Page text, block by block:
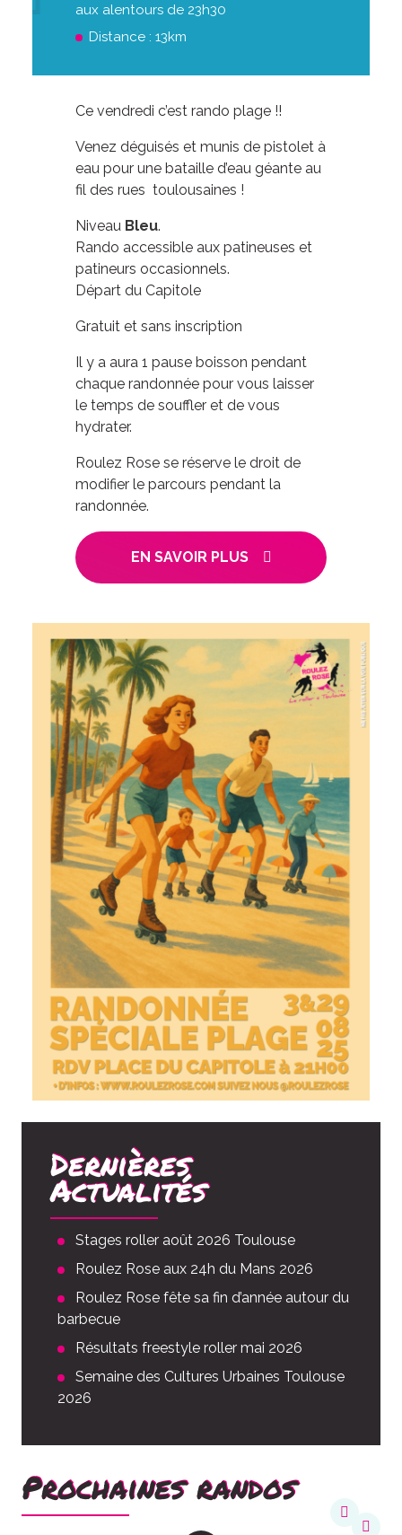
aux alentours de 23h30
Distance : 13km
Ce vendredi c’est rando plage !!
Venez déguisés et munis de pistolet à
eau pour une bataille d’eau géante au
fil des rues toulousaines !
Niveau Bleu.
Rando accessible aux patineuses et
patineurs occasionnels.
Départ du Capitole
Gratuit et sans inscription
Il y a aura 1 pause boisson pendant
chaque randonnée pour vous laisser
le temps de souffler et de vous
hydrater.
Roulez Rose se réserve le droit de
modifier le parcours pendant la
randonnée.
EN SAVOIR PLUS
Dernières
Actualités
Stages roller août 2026 Toulouse
Roulez Rose aux 24h du Mans 2026
Roulez Rose fête sa fin d’année autour du
barbecue
Résultats freestyle roller mai 2026
Semaine des Cultures Urbaines Toulouse
2026
Prochaines randos